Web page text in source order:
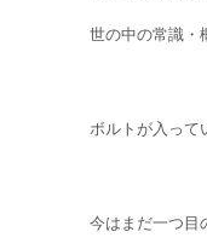
世の中の常識・
ボルトが入って
今はまだ一つ目